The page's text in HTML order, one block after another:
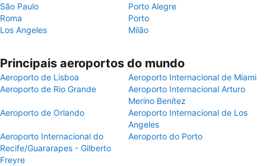
São Paulo
Porto Alegre
Roma
Porto
Los Angeles
Milão
Principais aeroportos do mundo
Aeroporto de Lisboa
Aeroporto Internacional de Miami
Aeroporto de Rio Grande
Aeroporto Internacional Arturo
Merino Benítez
Aeroporto de Orlando
Aeroporto Internacional de Los
Angeles
Aeroporto Internacional do
Recife/Guararapes - Gilberto
Freyre
Aeroporto do Porto